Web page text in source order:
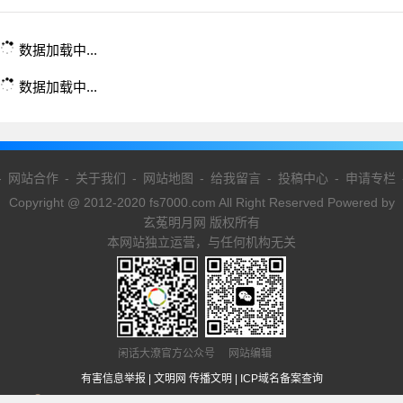
数据加载中...
数据加载中...
网站合作- 关于我们 - 网站地图 - 给我留言 - 投稿中心- 申请专栏
Copyright @ 2012-2020 fs7000.com All Right Reserved Powered by
玄菟明月网 版权所有
本网站独立运营，与任何机构无关
闲话大潦官方公众号 网站编辑
有害信息举报
文明网 传播文明 ICP域名备案查询